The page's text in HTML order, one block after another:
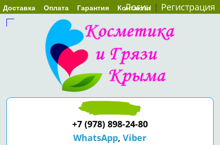
Доставка Оплата Гарантия Контакты
Логин | Регистрация
+7 (978) 898-24-80
WhatsApp,Viber